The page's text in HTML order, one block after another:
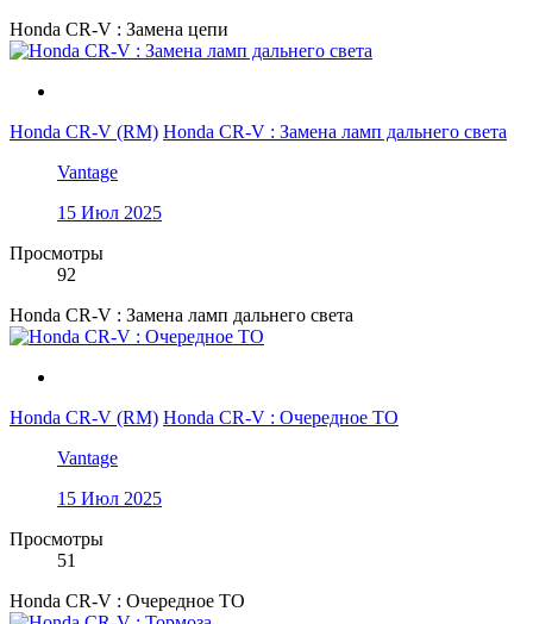
Honda CR-V : Замена цепи
Honda CR-V (RM) Honda CR-V : Замена ламп дальнего света
Vantage
15 Июл 2025
Просмотры
92
Honda CR-V : Замена ламп дальнего света
Honda CR-V (RM) Honda CR-V : Очередное ТО
Vantage
15 Июл 2025
Просмотры
51
Honda CR-V : Очередное ТО